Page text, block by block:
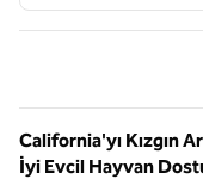
California'yı Kızgın
İyi Evcil Hayvan